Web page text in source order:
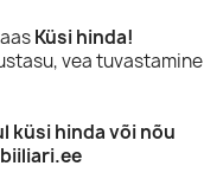
Küsi hinda!
vea tuvastamine
küsi hinda või nõu